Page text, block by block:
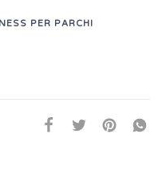
PER PARCHI